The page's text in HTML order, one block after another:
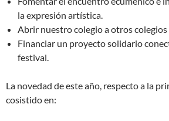
la expresión artística.
Abrir nuestro colegio a otros colegios
Financiar un proyecto solidario
festival.
La novedad de este año, respecto a la
cosistido en: